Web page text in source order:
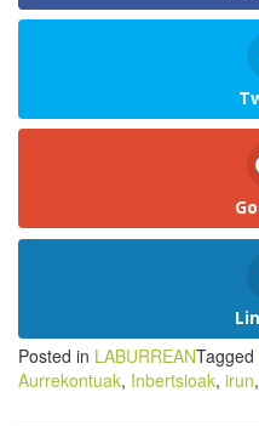
Posted in LABURREANTagged
Aurrekontuak, Inbertsioak, irun,